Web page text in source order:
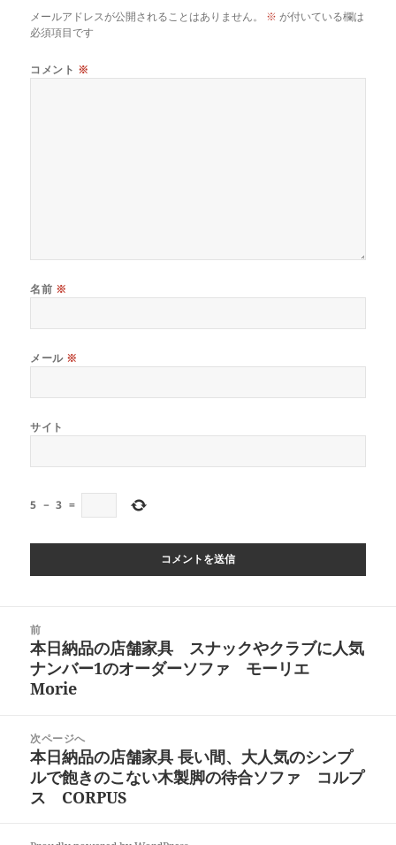
メールアドレスが公開されることはありません。 ※ が付いている欄は
必須項目です
コメント ※
名前 ※
メール ※
サイト
5 − 3 =
前
前
の
投
本日納品の店舗家具 スナックやクラブに人気
ナンバー1のオーダーソファ モーリエ
Morie
次ページへ
次
の
投
本日納品の店舗家具 長い間、大人気のシンプ
ルで飽きのこない木製脚の待合ソファ コルプ
ス CORPUS